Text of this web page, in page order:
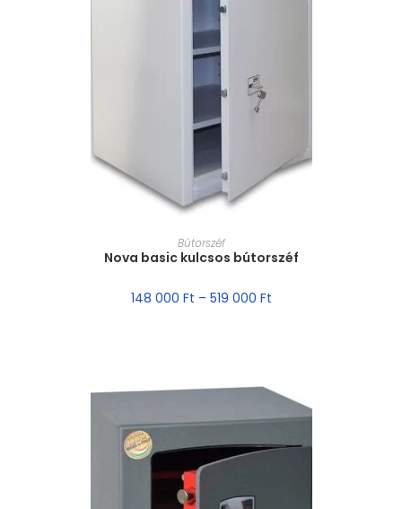
MÉRET VÁLASZTÁSA
Bútorszéf
Nova basic kulcsos bútorszéf
148 000 Ft – 519 000 Ft